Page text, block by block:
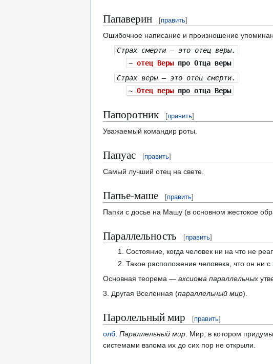
Папаверин [править]
Ошибочное написание и произношение
Страх смерти — это отец веры.
~ отец Верыпро Отца веры
Страх веры — это отец смерти.
~ Отец верыпро отца Веры
Папоротник [править]
Уважаемый командир роты.
Папуас [править]
Самый лучший отец на свете.
Папье-маше [править]
Папки с досье на Машу (в основном жестокое
Параллельность [править]
Состояние, когда человек ни на что не
Такое расположение человека, что он ни с
Основная теорема — аксиома параллельных
3. Другая Вселенная (параллельный мир).
Паролельный мир [править]
олб. Параллельный мир . Мир, в котором
системами взлома их до сих пор не открыли.